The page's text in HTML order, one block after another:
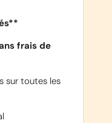
frais de
sur toutes les